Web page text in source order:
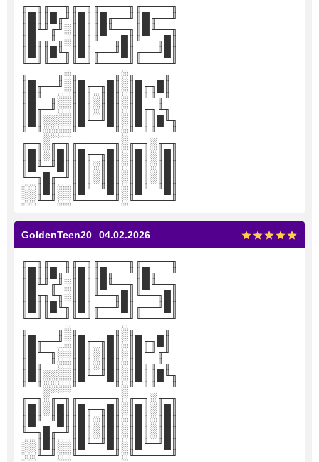
╓─╖╓──╖╓─╖╓────╖╓────╖
║█║║█╓╜║█║║█╓──╜║█╓──╜
║█╙╜╓╜░║█║║█╙──╖║█╙──╖
║█╓╖╙╖░║█║╙──╖█║╙──╖█║
║█║║█╙╖║█║╓──╜█║╓──╜█║
╙─╜╙──╜╙─╜╙────╜╙────╜
╓────╖░╓─────╖░╓────╖
║█╓──╜░║█╓─╖█║░║█╓╖█║
║█╙─╖░░║█║░║█║░║█╙╜╓╜
║█╓─╜░░║█║░║█║░║█╓╖╙╖
║█║░░░░║█╙─╜█║░║█║║█╙╖
╙─╜░░░░╙─────╜░╙─╜╙──╜
╓─╖░╓─╖╓─────╖░╓─╖░╓─╖
║█║░║█║║█╓─╖█║░║█║░║█║
║█╙─╜█║║█║░║█║░║█║░║█║
╙─╖█╓─╜║█║░║█║░║█║░║█║
░░║█║░░║█╙─╜█║░║█╙─╜█║
░░╙─╜░░╙─────╜░╙─────╜
GoldenTeen20 04.02.2026
╓─╖╓──╖╓─╖╓────╖╓────╖
║█║║█╓╜║█║║█╓──╜║█╓──╜
║█╙╜╓╜░║█║║█╙──╖║█╙──╖
║█╓╖╙╖░║█║╙──╖█║╙──╖█║
║█║║█╙╖║█║╓──╜█║╓──╜█║
╙─╜╙──╜╙─╜╙────╜╙────╜
╓────╖░╓─────╖░╓────╖
║█╓──╜░║█╓─╖█║░║█╓╖█║
║█╙─╖░░║█║░║█║░║█╙╜╓╜
║█╓─╜░░║█║░║█║░║█╓╖╙╖
║█║░░░░║█╙─╜█║░║█║║█╙╖
╙─╜░░░░╙─────╜░╙─╜╙──╜
╓─╖░╓─╖╓─────╖░╓─╖░╓─╖
║█║░║█║║█╓─╖█║░║█║░║█║
║█╙─╜█║║█║░║█║░║█║░║█║
╙─╖█╓─╜║█║░║█║░║█║░║█║
░░║█║░░║█╙─╜█║░║█╙─╜█║
░░╙─╜░░╙─────╜░╙─────╜